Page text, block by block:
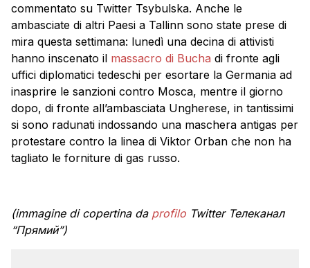
commentato su Twitter Tsybulska. Anche le
ambasciate di altri Paesi a Tallinn sono state prese di
mira questa settimana: lunedì una decina di attivisti
hanno inscenato il massacro di Bucha di fronte agli
uffici diplomatici tedeschi per esortare la Germania ad
inasprire le sanzioni contro Mosca, mentre il giorno
dopo, di fronte all’ambasciata Ungherese, in tantissimi
si sono radunati indossando una maschera antigas per
protestare contro la linea di Viktor Orban che non ha
tagliato le forniture di gas russo.
(immagine di copertina da profilo Twitter Телеканал
“Прямий”)